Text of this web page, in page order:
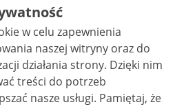
są udostępniane na licencji typu
uznanie autorstwa użycie
- bez utworów zależnych 4.0 (CC BY-
o ile nie jest to stwierdzone inaczej.
w celu zapewnienia
naszej witryny oraz do
strony. Dzięki nim
treści do potrzeb
usługi. Pamiętaj, że